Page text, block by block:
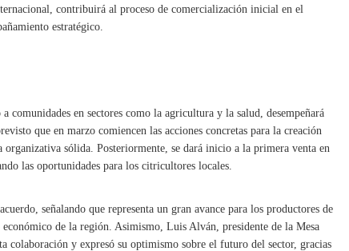
contribuirá al proceso de comercialización inicial en el
estratégico.
en sectores como la agricultura y la salud, desempeñará
que en marzo comiencen las acciones concretas para la creación
organizativa sólida. Posteriormente, se dará inicio a la primera venta en
las oportunidades para los citricultores locales.
señalando que representa un gran avance para los productores de
de la región. Asimismo, Luis Alván, presidente de la Mesa
colaboración y expresó su optimismo sobre el futuro del sector, gracias